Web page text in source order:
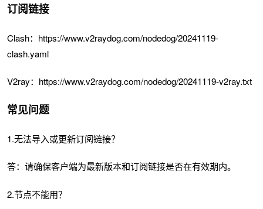
订阅链接
Clash：https://www.v2raydog.com/nodedog/20241119-
clash.yaml
V2ray：https://www.v2raydog.com/nodedog/20241119-v2ray.txt
常见问题
1.无法导入或更新订阅链接？
答：请确保客户端为最新版本和订阅链接是否在有效期内。
2.节点不能用？